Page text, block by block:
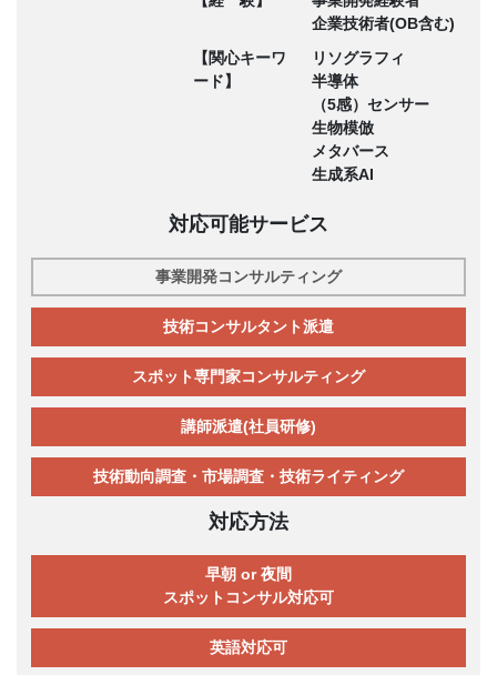
企業技術者(OB含む)
【関心キーワ
ード】
リソグラフィ
半導体
（5感）センサー
生物模倣
メタバース
生成系AI
対応可能サービス
事業開発コンサルティング
技術コンサルタント派遣
スポット専門家コンサルティング
講師派遣(社員研修)
技術動向調査・市場調査・技術ライティング
対応方法
早朝 or 夜間
スポットコンサル対応可
英語対応可